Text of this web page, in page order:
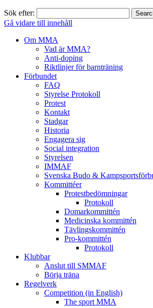
Sök efter:
Gå vidare till innehåll
Om MMA
Vad är MMA?
Anti-doping
Riktlinjer för barnträning
Förbundet
FAQ
Styrelse Protokoll
Protest
Kontakt
Stadgar
Historia
Engagera sig
Social integration
Styrelsen
IMMAF
Svenska Budo &
Kommittéer
Protestbedömningar
Protokoll
Domarkommittén
Medicinska kommittén
Tävlingskommittén
Pro-kommittén
Protokoll
Klubbar
Anslut till SMMAF
Börja träna
Regelverk
Competition (in English)
The sport MMA